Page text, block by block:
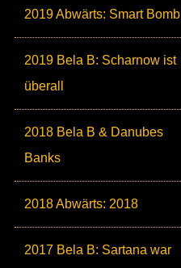
2019 Abwärts: Smart Bomb
2019 Bela B: Scharnow ist
überall
2018 Bela B & Danubes
Banks
2018 Abwärts: 2018
2017 Bela B: Sartana war